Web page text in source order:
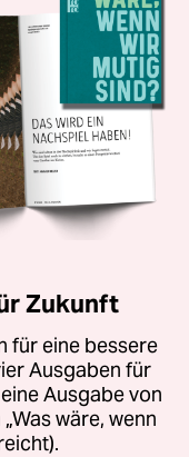
Zukunft
für eine bessere
Ausgaben für
Ausgabe von
wäre, wenn